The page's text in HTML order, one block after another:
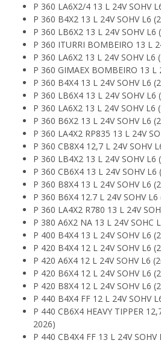
P 360 LA6X2/4 13 L 24V SOHV
P 360 B4X2 13 L 24V SOHV L6
P 360 LB6X2 13 L 24V SOHV L6
P 360 ITURRI BOMBEIRO 13 L
P 360 LA6X2 13 L 24V SOHV L6
P 360 GIMAEX BOMBEIRO 13 L
P 360 B4X4 13 L 24V SOHV L6
P 360 LB6X4 13 L 24V SOHV L6
P 360 LA6X2 13 L 24V SOHV L6
P 360 B6X2 13 L 24V SOHV L6
P 360 LA4X2 RP835 13 L 24V
P 360 CB8X4 12,7 L 24V SOHV
P 360 LB4X2 13 L 24V SOHV L6
P 360 CB6X4 13 L 24V SOHV L6
P 360 B8X4 13 L 24V SOHV L6
P 360 B6X4 12.7 L 24V SOHV
P 360 LA4X2 R780 13 L 24V
P 380 A6X2 NA 13 L 24V SOHC
P 400 B4X4 13 L 24V SOHV L6
P 420 B4X4 12 L 24V SOHV L6
P 420 A6X4 12 L 24V SOHV L6
P 420 B6X4 12 L 24V SOHV L6
P 420 B8X4 12 L 24V SOHV L6
P 440 B4X4 FF 12 L 24V SOHV
P 440 CB6X4 HEAVY TIPPER
2026)
P 440 CB4X4 FF 13 L 24V